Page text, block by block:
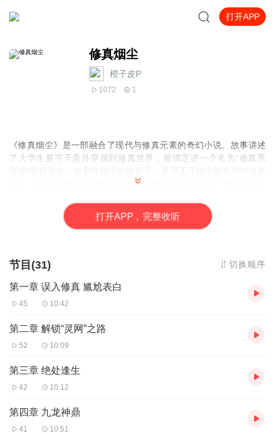
打开APP
修真烟尘
橙子皮P
1072 1
《修真烟尘》是一部融合了现代与修真元素的奇幻小说。故事讲述
了大学生夏宇天意外穿越到修真世界，被绑定进一个名为“修真系
之旅。从误入修真界的尴尬表白，到燃起回家的愿望，夏宇天与系
会在新世界生存，还要寻找返回原世界的方法。小说中，夏宇天与
白衣仙子林清雪和黑衣女子苏沐雪的命运交织，共同面对修真路上
新危机中奋力求生。小说以其独特的世界观、紧张的情节和丰富的
想象力，展现了一个普通大学生如何在异界成长为修真英雄的传奇
故事。
打开APP，完整收听
节目(31) 切换顺序
第一章 误入修真 尴尬表白
45 10:42
第二章 解锁“灵网”之路
52 10:09
第三章 绝处逢生
42 10:12
第四章 九龙神鼎
41 10:51